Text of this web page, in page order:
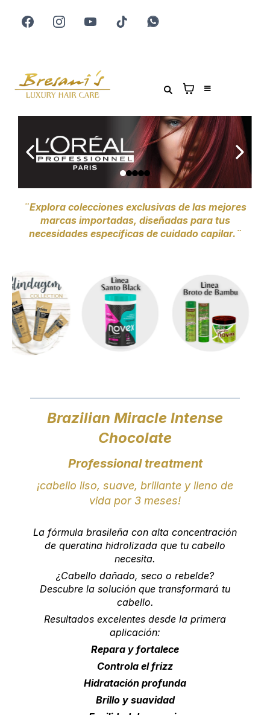
¨Explora colecciones exclusivas de las mejores
marcas importadas, diseñadas para tus
necesidades específicas de cuidado capilar.¨
Brazilian Miracle Intense
Chocolate
Professional treatment
¡cabello liso, suave, brillante y lleno de
vida por 3 meses!
La fórmula brasileña con alta concentración
de queratina hidrolizada que tu cabello
necesita.
¿Cabello dañado, seco o rebelde?
Descubre la solución que transformará tu
cabello.
Resultados excelentes desde la primera
aplicación:
Repara y fortalece
Controla el frizz
Hidratación profunda
Brillo y suavidad